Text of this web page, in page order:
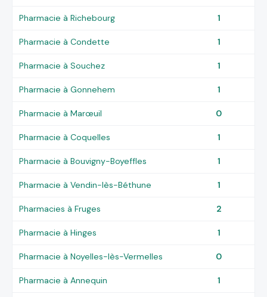
Pharmacie à Richebourg 1
Pharmacie à Condette 1
Pharmacie à Souchez 1
Pharmacie à Gonnehem 1
Pharmacie à Marœuil 0
Pharmacie à Coquelles 1
Pharmacie à Bouvigny-Boyeffles 1
Pharmacie à Vendin-lès-Béthune 1
Pharmacies à Fruges 2
Pharmacie à Hinges 1
Pharmacie à Noyelles-lès-Vermelles 0
Pharmacie à Annequin 1